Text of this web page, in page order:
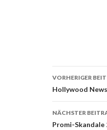
VORHERIGER
Hollywood
NÄCHSTER
Promi-Skandale